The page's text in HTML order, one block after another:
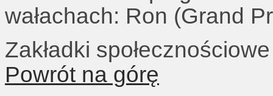
wałachach: Ron (Grand
Zakładki społecznościowe
Powrót na górę